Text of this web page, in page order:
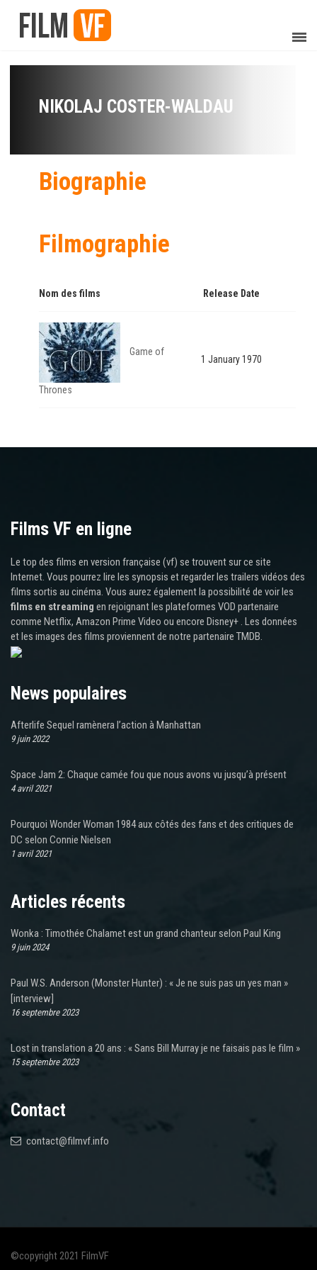
NIKOLAJ COSTER-WALDAU
Biographie
Filmographie
Nom des films Release Date
Game of
Thrones
1 January 1970
Films VF en ligne
Le top des films en version française (vf) se trouvent sur ce site
Internet. Vous pourrez lire les synopsis et regarder les trailers vidéos des
films sortis au cinéma. Vous aurez également la possibilité de voir les
films en streaming en rejoignant les plateformes VOD partenaire
comme Netflix, Amazon Prime Video ou encore Disney+ . Les données
et les images des films proviennent de notre partenaire TMDB.
News populaires
Afterlife Sequel ramènera l’action à Manhattan
9 juin 2022
Space Jam 2: Chaque camée fou que nous avons vu jusqu’à présent
4 avril 2021
Pourquoi Wonder Woman 1984 aux côtés des fans et des critiques de
DC selon Connie Nielsen
1 avril 2021
Articles récents
Wonka : Timothée Chalamet est un grand chanteur selon Paul King
9 juin 2024
Paul W.S. Anderson (Monster Hunter) : « Je ne suis pas un yes man »
[interview]
16 septembre 2023
Lost in translation a 20 ans : « Sans Bill Murray je ne faisais pas le film »
15 septembre 2023
Contact
contact@filmvf.info
©copyright 2021 FilmVF